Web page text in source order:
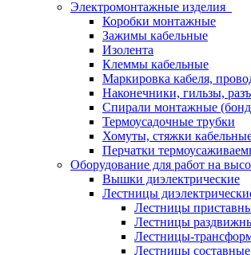
Электромонтажные изделия
Коробки монтажные
Зажимы кабельные
Изолента
Клеммы кабельные
Маркировка кабеля,
Наконечники, гильзы,
Спирали монтажные
Термоусадочные трубки
Хомуты, стяжки
Перчатки
Оборудование для работ на
Вышки диэлектрические
Лестницы
Лестницы
Лестницы
Лестницы-
Лестницы